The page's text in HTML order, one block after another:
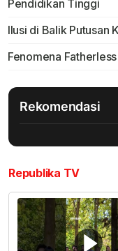
Pendidikan Tinggi
Ilusi di Balik Putusan
Fenomena
Rekomendasi
Republika TV